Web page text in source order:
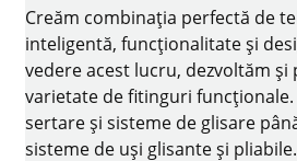
Creăm combinația perfectă de
inteligentă, funcționalitate și
vedere acest lucru, dezvoltăm și
varietate de fitinguri funcționale.
sertare și sisteme de glisare
sisteme de uși glisante și